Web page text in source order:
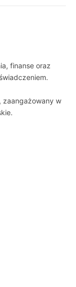
finanse oraz
zaangażowany w